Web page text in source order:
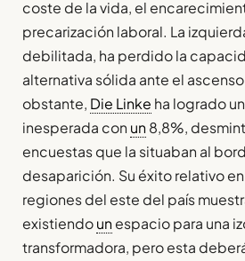
coste de la vida, el
precarización laboral. La
debilitada, ha perdido la
alternativa sólida ante el
obstante, Die Linke ha logrado
inesperada con un 8,8%,
encuestas que la situaban al
desaparición. Su éxito relativo
regiones del este del país
existiendoun espacio para una
transformadora, pero esta